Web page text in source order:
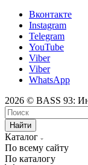
Вконтакте
Instagram
Telegram
YouTube
Viber
Viber
WhatsApp
2026 © BASS 93:
Найти
Каталог
По всему сайту
По каталогу